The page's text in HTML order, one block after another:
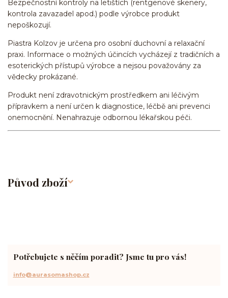
Bezpečnostní kontroly na letištích (rentgenové skenery,
kontrola zavazadel apod.) podle výrobce produkt
nepoškozují.
Piastra Kolzov je určena pro osobní duchovní a relaxační
praxi. Informace o možných účincích vycházejí z tradičních a
esoterických přístupů výrobce a nejsou považovány za
vědecky prokázané.
Produkt není zdravotnickým prostředkem ani léčivým
přípravkem a není určen k diagnostice, léčbě ani prevenci
onemocnění. Nenahrazuje odbornou lékařskou péči.
Původ zboží
Potřebujete s něčím poradit? Jsme tu pro vás!
info@aurasomashop.cz